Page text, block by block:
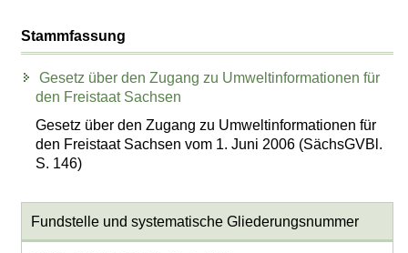
Stammfassung
Gesetz über den Zugang zu Umweltinformationen für
den Freistaat Sachsen
Gesetz über den Zugang zu Umweltinformationen für
den Freistaat Sachsen vom 1. Juni 2006 (SächsGVBl.
S. 146)
Fundstelle und systematische Gliederungsnummer